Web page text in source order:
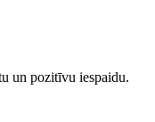
un pozitīvu iespaidu.